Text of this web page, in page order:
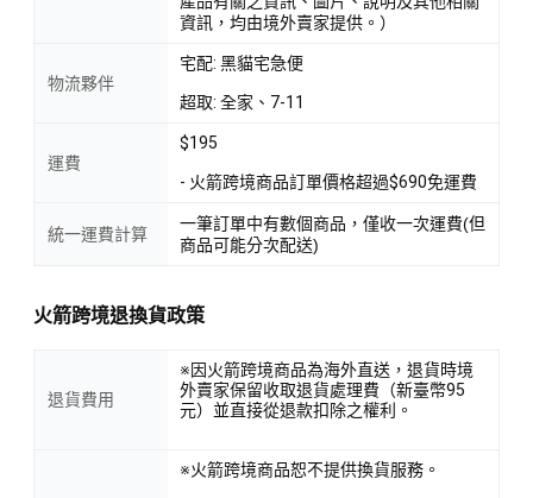
資訊，均由境外賣家提供。）
物流夥伴
宅配: 黑貓宅急便
超取: 全家、7-11
運費
$195
- 火箭跨境商品訂單價格超過$690免運費
統一運費計算
一筆訂單中有數個商品，僅收一次運費(但
商品可能分次配送)
火箭跨境退換貨政策
退貨費用
※因火箭跨境商品為海外直送，退貨時境
外賣家保留收取退貨處理費（新臺幣95
元）並直接從退款扣除之權利。
※火箭跨境商品恕不提供換貨服務。